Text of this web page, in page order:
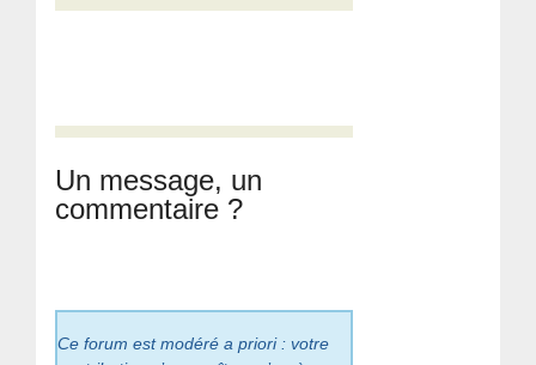
Un message, un
commentaire ?
Ce forum est modéré a priori : votre